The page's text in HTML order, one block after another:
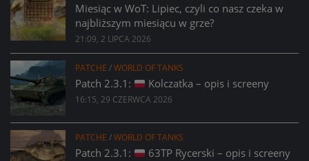
Miesiąc w WoT: Lipiec, czyli co nasz czeka w
najbliższym miesiącu w grze?
21:09, 2 LIPCA 2026
PATCHE /WORLD OF TANKS
Patch 2.3.1: Kolczatka – opis i screeny
16:15, 29 CZERWCA 2026
PATCHE /WORLD OF TANKS
Patch 2.3.1: 63TP Rycerski – opis i screeny